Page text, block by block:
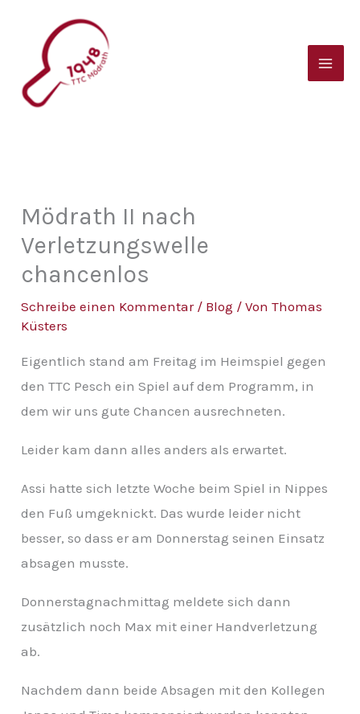
springen
Mödrath II nach
Verletzungswelle
chancenlos
Schreibe einen Kommentar / Blog / VonThomas
Küsters
Eigentlich stand am Freitag im Heimspiel gegen
den TTC Pesch ein Spiel auf dem Programm, in
dem wir uns gute Chancen ausrechneten.
Leider kam dann alles anders als erwartet.
Assi hatte sich letzte Woche beim Spiel in Nippes
den Fuß umgeknickt. Das wurde leider nicht
besser, so dass er am Donnerstag seinen Einsatz
absagen musste.
Donnerstagnachmittag meldete sich dann
zusätzlich noch Max mit einer Handverletzung
ab.
Nachdem dann beide Absagen mit den Kollegen
t
c
h
v